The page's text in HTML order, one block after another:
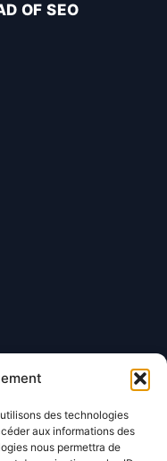
des technologies
aux informations des
nous permettra de
OF SEO
Hernandez
Hernandez